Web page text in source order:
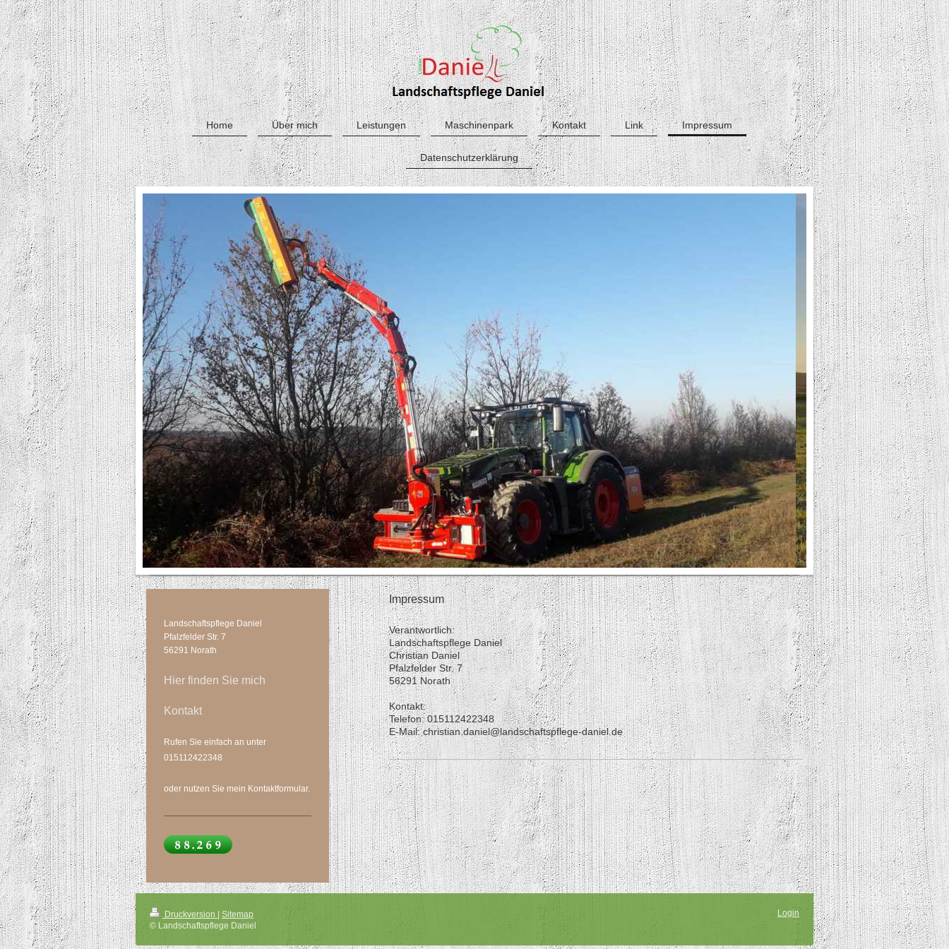
Home Über mich Leistungen Maschinenpark Kontakt Link Impressum
Datenschutzerklärung
Impressum
Verantwortlich:
Landschaftspflege Daniel
Christian Daniel
Pfalzfelder Str. 7
56291 Norath
Kontakt:
Telefon: 015112422348
E-Mail: christian.daniel@landschaftspflege-daniel.de
Landschaftspflege Daniel
Pfalzfelder Str. 7
56291 Norath
Hier finden Sie mich
Kontakt
Rufen Sie einfach an unter
015112422348
oder nutzen Sie mein Kontaktformular.
Druckversion
Sitemap
© Landschaftspflege Daniel
Login